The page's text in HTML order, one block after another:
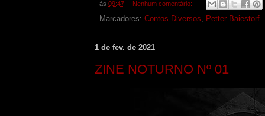
às 09:47 Nenhum comentário:
Marcadores: Contos Diversos, Petter Baiestorf
1 de fev. de 2021
ZINE NOTURNO Nº 01